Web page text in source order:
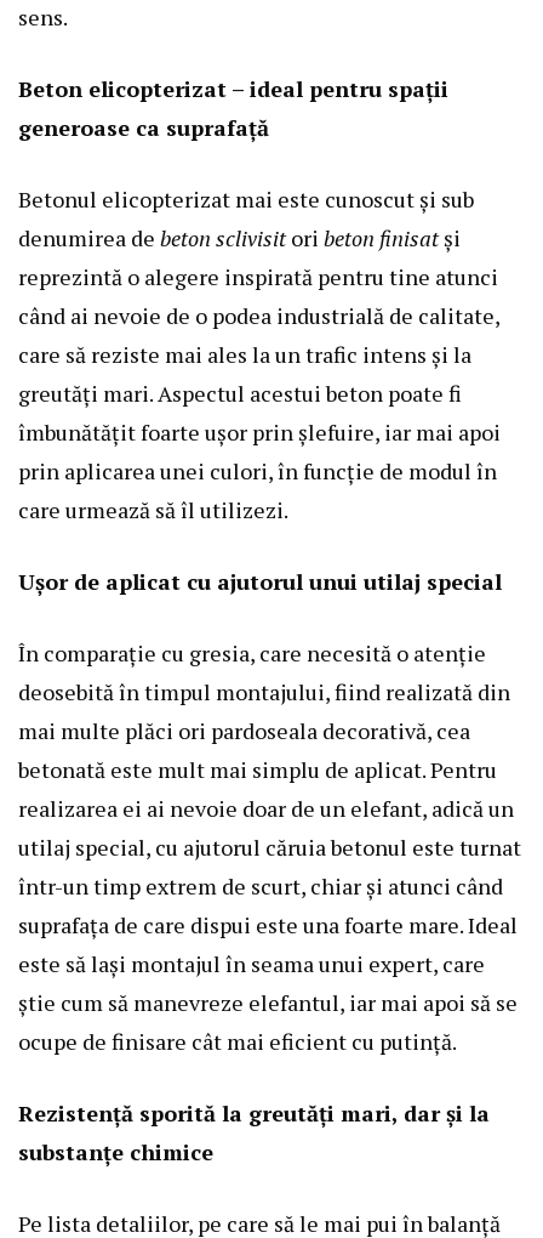
sens.
Beton elicopterizat – ideal pentru spații
generoase ca suprafață
Betonul elicopterizat mai este cunoscut și sub
denumirea de beton sclivisitori beton finisatși
reprezintă o alegere inspirată pentru tine atunci
când ai nevoie de o podea industrială de calitate,
care să reziste mai ales la un trafic intens și la
greutăți mari. Aspectul acestui beton poate fi
îmbunătățit foarte ușor prin șlefuire, iar mai apoi
prin aplicarea unei culori, în funcție de modul în
care urmează să îl utilizezi.
Ușor de aplicat cu ajutorul unui utilaj special
În comparație cu gresia, care necesită o atenție
deosebită în timpul montajului, fiind realizată din
mai multe plăci ori pardoseala decorativă, cea
betonată este mult mai simplu de aplicat. Pentru
realizarea ei ai nevoie doar de un elefant, adică un
utilaj special, cu ajutorul căruia betonul este turnat
într-un timp extrem de scurt, chiar și atunci când
suprafața de care dispui este una foarte mare. Ideal
este să lași montajul în seama unui expert, care
știe cum să manevreze elefantul, iar mai apoi să se
ocupe de finisare cât mai eficient cu putință.
Rezistență sporită la greutăți mari, dar și la
substanțe chimice
Pe lista detaliilor, pe care să le mai pui în balanță